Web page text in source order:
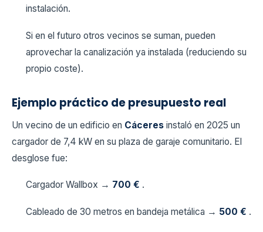
instalación.
Si en el futuro otros vecinos se suman, pueden
aprovechar la canalización ya instalada (reduciendo su
propio coste).
Ejemplo práctico de presupuesto real
Un vecino de un edificio en Cáceres instaló en 2025 un
cargador de 7,4 kW en su plaza de garaje comunitario. El
desglose fue:
Cargador Wallbox → 700 € .
Cableado de 30 metros en bandeja metálica → 500 € .